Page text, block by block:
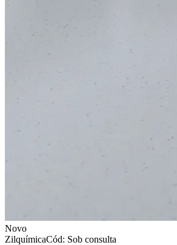
Novo
ZilquímicaCód: Sob consulta